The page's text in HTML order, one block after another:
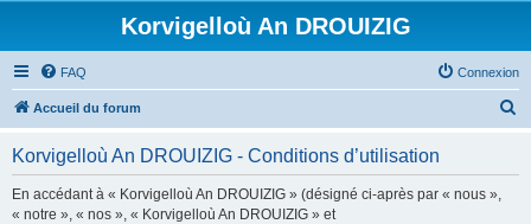
Korvigelloù An DROUIZIG
FAQ Connexion
Accueil du forum
Korvigelloù An DROUIZIG - Conditions d’utilisation
En accédant à « Korvigelloù An DROUIZIG » (désigné ci-après par « nous »,
« notre », « nos », « Korvigelloù An DROUIZIG » et